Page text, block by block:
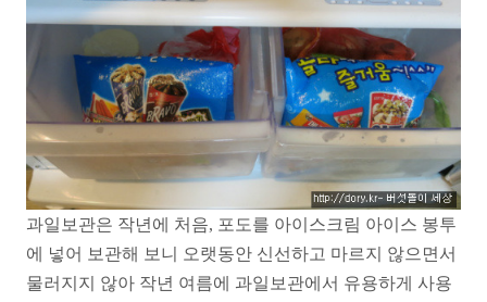
과일보관은 작년에 처음, 포도를 아이스크림 아이스 봉투
에 넣어 보관해 보니 오랫동안 신선하고 마르지 않으면서
물러지지 않아 작년 여름에 과일보관에서 유용하게 사용